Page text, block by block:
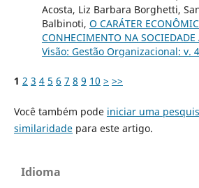
Acosta, Liz Barbara Borghetti,
Balbinoti, O CARÁTER
CONHECIMENTO NA SOCIEDADE
Visão: Gestão Organizacional: v.
1 2 3 4 5 6 7 8 9 10 > >>
Você também pode iniciar uma
similaridadepara este artigo.
Idioma